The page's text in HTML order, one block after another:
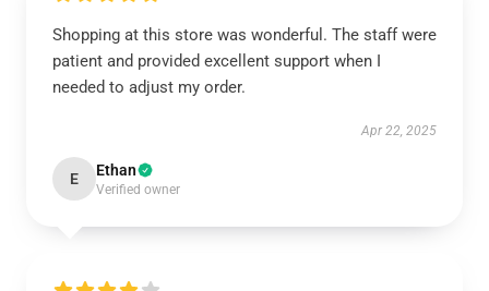
Shopping at this store was wonderful. The staff were
patient and provided excellent support when I
needed to adjust my order.
Apr 22, 2025
E Ethan
Verified owner